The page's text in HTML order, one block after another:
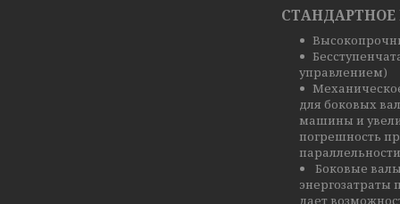
управлением)
для боковых
машины и
погрешность
Боковые
энергозатраты
дает